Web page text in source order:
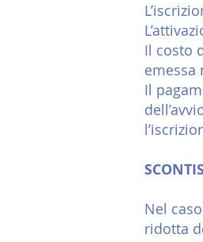
Il costo
emessa
Il
Nel
ridotta